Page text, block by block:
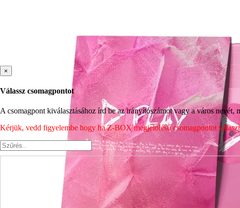
×
Válassz csomagpontot
A csomagpont kiválasztásához írd be az irányítószámot vagy a város
Kérjük, vedd figyelembe hogy ha Z-BOX megjelölésű csomagpontot